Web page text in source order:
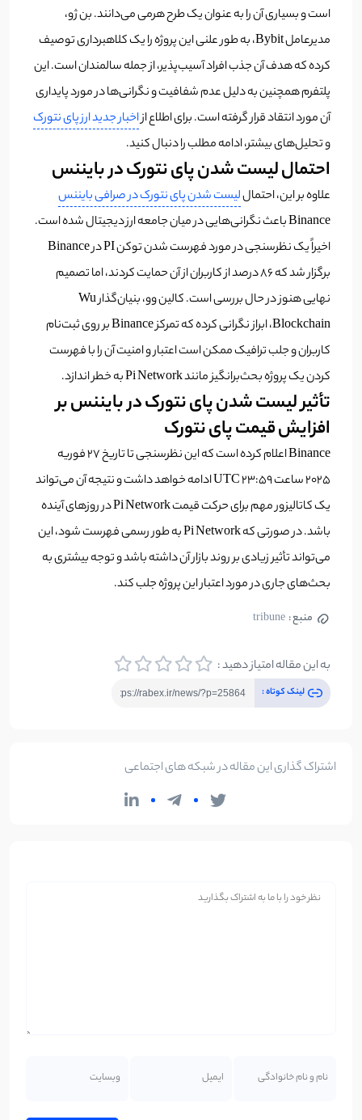
است و بسیاری آن را به عنوان یک طرح هرمی می‌دانند. بن ژو،
مدیرعامل Bybit، به طور علنی این پروژه را یک کلاهبرداری توصیف
کرده که هدف آن جذب افراد آسیب‌پذیر، از جمله سالمندان است. این
پلتفرم همچنین به دلیل عدم شفافیت و نگرانی‌ها در مورد پایداری
آن مورد انتقاد قرار گرفته است. برای اطلاع ازاخبار جدید ارز پای نتورک
و تحلیل‌های بیشتر، ادامه مطلب را دنبال کنید.
احتمال لیست شدن پای نتورک در بایننس
علاوه بر این، احتماللیست شدن پای نتورک در صرافی بایننس
Binance باعث نگرانی‌هایی در میان جامعه ارز دیجیتال شده است.
اخیراً یک نظرسنجی در مورد فهرست شدن توکن PI در Binance
برگزار شد که ۸۶ درصد از کاربران از آن حمایت کردند، اما تصمیم
نهایی هنوز در حال بررسی است. کالین وو، بنیان‌گذار Wu
Blockchain، ابراز نگرانی کرده که تمرکز Binance بر روی ثبت‌نام
کاربران و جلب ترافیک ممکن است اعتبار و امنیت آن را با فهرست
کردن یک پروژه بحث‌برانگیز مانند Pi Network به خطر اندازد.
تأثیر لیست شدن پای نتورک در بایننس بر
افزایش قیمت پای نتورک
Binance اعلام کرده است که این نظرسنجی تا تاریخ ۲۷ فوریه
۲۰۲۵ ساعت ۲۳:۵۹ UTC ادامه خواهد داشت و نتیجه آن می‌تواند
یک کاتالیزور مهم برای حرکت قیمت Pi Network در روزهای آینده
باشد. در صورتی که Pi Network به طور رسمی فهرست شود، این
می‌تواند تأثیر زیادی بر روند بازار آن داشته باشد و توجه بیشتری به
بحث‌های جاری در مورد اعتبار این پروژه جلب کند.
منبع : tribune
به این مقاله امتیاز دهید :
لینک کوتاه :
اشتراک گذاری این مقاله در شبکه های اجتماعی